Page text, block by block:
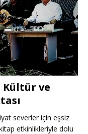
Kültür ve
severler için eşsiz
etkinlikleriyle dolu